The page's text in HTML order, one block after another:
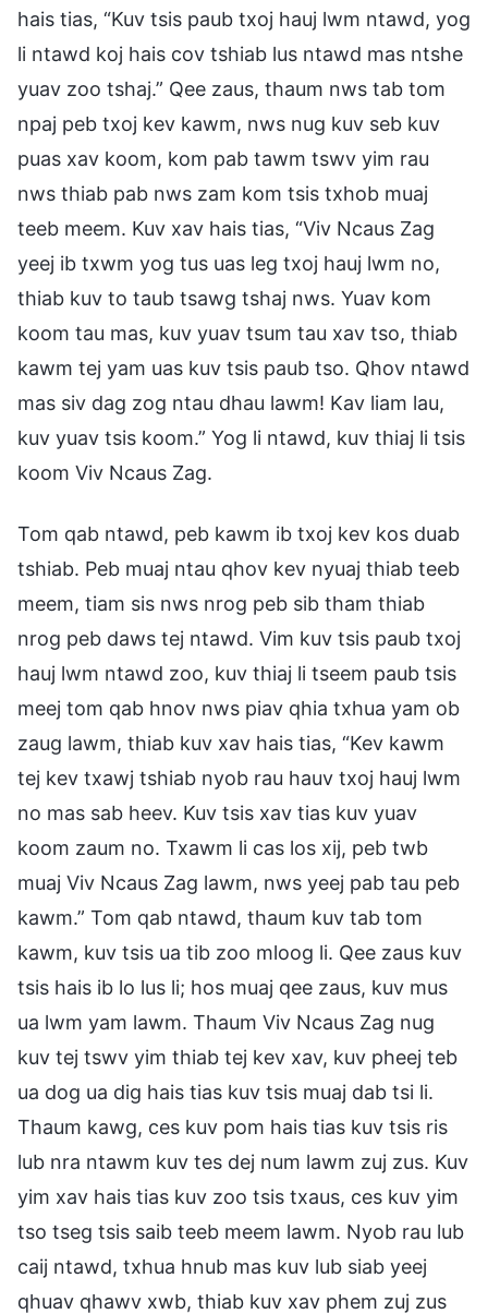
hais tias, “Kuv tsis paub txoj hauj lwm ntawd, yog
li ntawd koj hais cov tshiab lus ntawd mas ntshe
yuav zoo tshaj.” Qee zaus, thaum nws tab tom
npaj peb txoj kev kawm, nws nug kuv seb kuv
puas xav koom, kom pab tawm tswv yim rau
nws thiab pab nws zam kom tsis txhob muaj
teeb meem. Kuv xav hais tias, “Viv Ncaus Zag
yeej ib txwm yog tus uas leg txoj hauj lwm no,
thiab kuv to taub tsawg tshaj nws. Yuav kom
koom tau mas, kuv yuav tsum tau xav tso, thiab
kawm tej yam uas kuv tsis paub tso. Qhov ntawd
mas siv dag zog ntau dhau lawm! Kav liam lau,
kuv yuav tsis koom.” Yog li ntawd, kuv thiaj li tsis
koom Viv Ncaus Zag.
Tom qab ntawd, peb kawm ib txoj kev kos duab
tshiab. Peb muaj ntau qhov kev nyuaj thiab teeb
meem, tiam sis nws nrog peb sib tham thiab
nrog peb daws tej ntawd. Vim kuv tsis paub txoj
hauj lwm ntawd zoo, kuv thiaj li tseem paub tsis
meej tom qab hnov nws piav qhia txhua yam ob
zaug lawm, thiab kuv xav hais tias, “Kev kawm
tej kev txawj tshiab nyob rau hauv txoj hauj lwm
no mas sab heev. Kuv tsis xav tias kuv yuav
koom zaum no. Txawm li cas los xij, peb twb
muaj Viv Ncaus Zag lawm, nws yeej pab tau peb
kawm.” Tom qab ntawd, thaum kuv tab tom
kawm, kuv tsis ua tib zoo mloog li. Qee zaus kuv
tsis hais ib lo lus li; hos muaj qee zaus, kuv mus
ua lwm yam lawm. Thaum Viv Ncaus Zag nug
kuv tej tswv yim thiab tej kev xav, kuv pheej teb
ua dog ua dig hais tias kuv tsis muaj dab tsi li.
Thaum kawg, ces kuv pom hais tias kuv tsis ris
lub nra ntawm kuv tes dej num lawm zuj zus. Kuv
yim xav hais tias kuv zoo tsis txaus, ces kuv yim
tso tseg tsis saib teeb meem lawm. Nyob rau lub
caij ntawd, txhua hnub mas kuv lub siab yeej
qhuav qhawv xwb, thiab kuv xav phem zuj zus